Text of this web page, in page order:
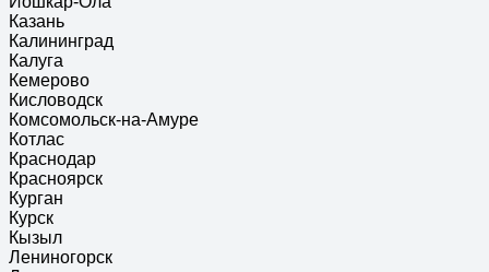
Казань
Калининград
Калуга
Кемерово
Кисловодск
Комсомольск-на-Амуре
Котлас
Краснодар
Красноярск
Курган
Курск
Кызыл
Лениногорск